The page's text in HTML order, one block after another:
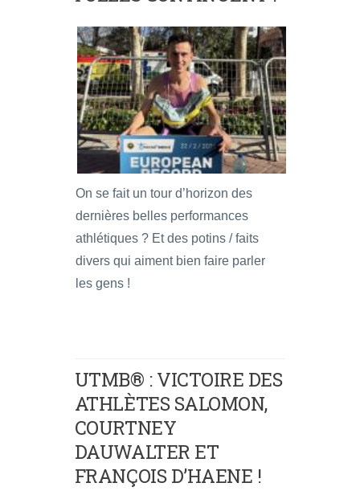
On se fait un tour d’horizon des
dernières belles performances
athlétiques ? Et des potins / faits
divers qui aiment bien faire parler
les gens !
UTMB® : VICTOIRE DES
ATHLÈTES SALOMON,
COURTNEY
DAUWALTER ET
FRANÇOIS D’HAENE !